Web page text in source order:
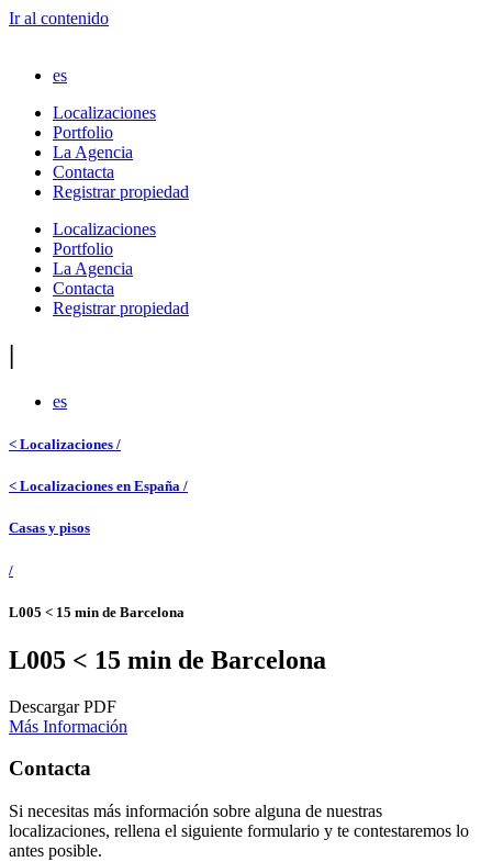
Ir al contenido
es
Localizaciones
Portfolio
La Agencia
Contacta
Registrar propiedad
Localizaciones
Portfolio
La Agencia
Contacta
Registrar propiedad
|
es
< Localizaciones /
< Localizaciones en España /
Casas y pisos
/
L005 < 15 min de Barcelona
L005 < 15 min de Barcelona
Descargar PDF
Más Información
Contacta
Si necesitas más información sobre alguna de nuestras
localizaciones, rellena el siguiente formulario y te contestaremos lo
antes posible.